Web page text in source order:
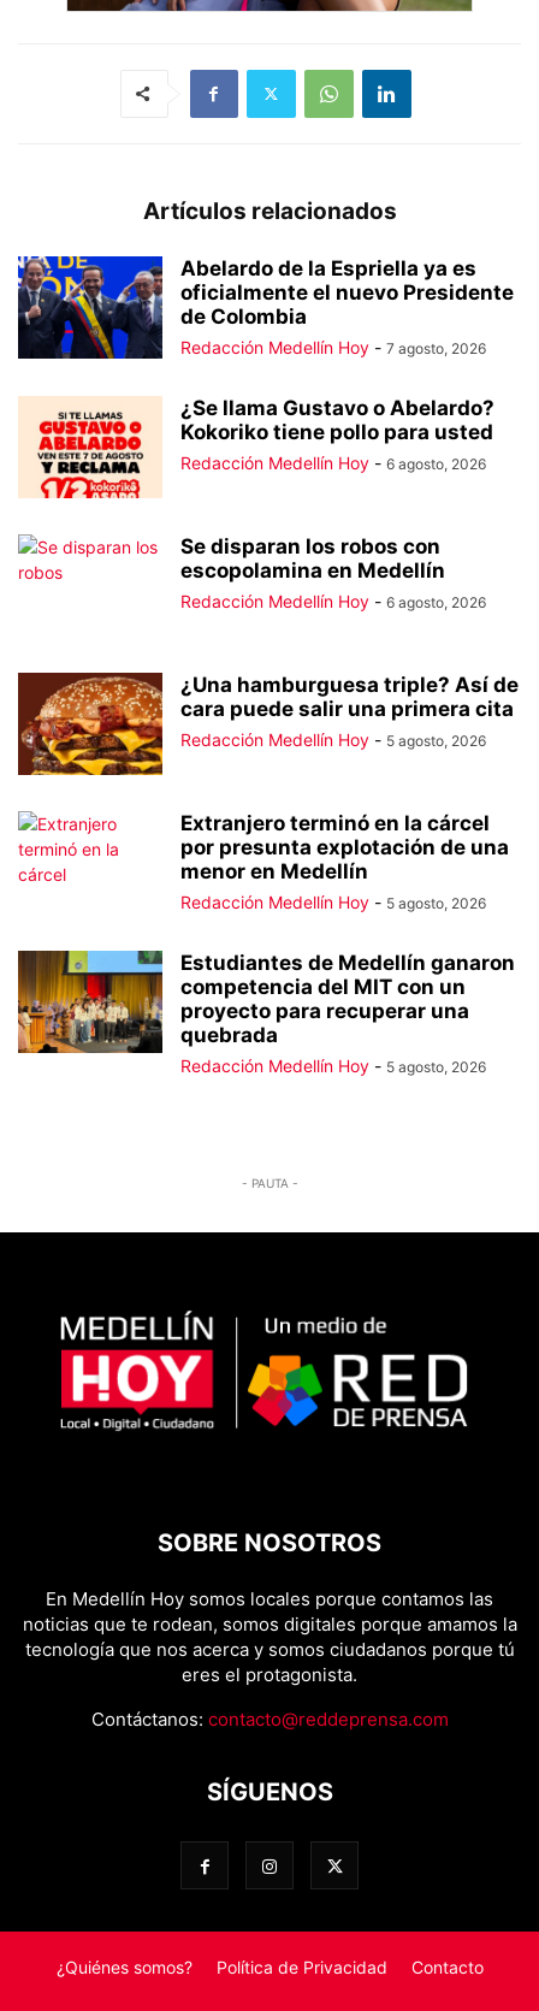
Artículos relacionados
Abelardo de la Espriella ya es
oficialmente el nuevo Presidente
de Colombia
Redacción Medellín Hoy - 7 agosto, 2026
¿Se llama Gustavo o Abelardo?
Kokoriko tiene pollo para usted
Redacción Medellín Hoy - 6 agosto, 2026
Se disparan los robos con
escopolamina en Medellín
Redacción Medellín Hoy - 6 agosto, 2026
¿Una hamburguesa triple? Así de
cara puede salir una primera cita
Redacción Medellín Hoy - 5 agosto, 2026
Extranjero terminó en la cárcel
por presunta explotación de una
menor en Medellín
Redacción Medellín Hoy - 5 agosto, 2026
Estudiantes de Medellín ganaron
competencia del MIT con un
proyecto para recuperar una
quebrada
Redacción Medellín Hoy - 5 agosto, 2026
- PAUTA -
SOBRE NOSOTROS
En Medellín Hoy somos locales porque contamos las
noticias que te rodean, somos digitales porque amamos la
tecnología que nos acerca y somos ciudadanos porque tú
eres el protagonista.
Contáctanos: contacto@reddeprensa.com
SÍGUENOS
¿Quiénes somos? Política de Privacidad Contacto